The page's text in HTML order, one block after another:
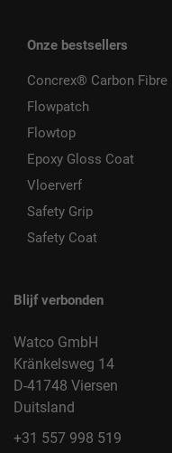
Onze bestsellers
Concrex® Carbon Fibre
Flowpatch
Flowtop
Epoxy Gloss Coat
Vloerverf
Safety Grip
Safety Coat
Blijf verbonden
Watco GmbH
Kränkelsweg 14
D-41748 Viersen
Duitsland
+31 557 998 519